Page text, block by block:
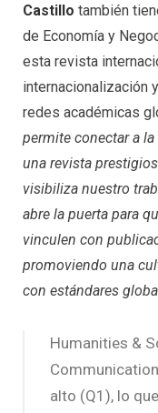
Castillo también
de Economía y
esta revista
internacionalización
redes académicas
permite conectar a
una revista
visibiliza nuestro
abre la puerta para
vinculen con
promoviendo una
con estándares
Humanities &
alto (Q1), lo